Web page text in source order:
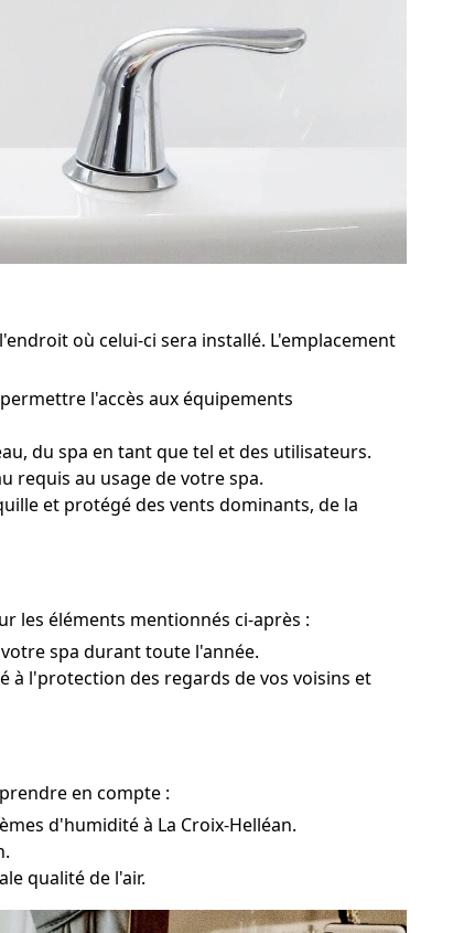
où celui-ci sera installé. L'emplacement
l'accès aux équipements
du spa en tant que tel et des utilisateurs.
requis au usage de votre spa.
et protégé des vents dominants, de la
les éléments mentionnés ci-après :
spa durant toute l'année.
à l'protection des regards de vos voisins et
en compte :
d'humidité à La Croix-Helléan.
qualité de l'air.